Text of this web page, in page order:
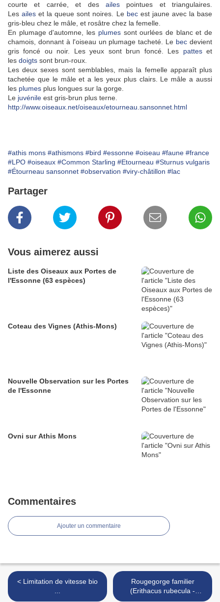
courte et carrée, et des ailespointues et triangulaires.
Lesailes et la queue sont noires. Le becest jaune avec la base
gris-bleu chez le mâle, et rosâtre chez la femelle.
En plumage d'automne, les plumessont ourlées de blanc et de
chamois, donnant à l'oiseau un plumage tacheté. Le bec devient
gris foncé ou noir. Les yeux sont brun foncé. Les patteset
les doigts sont brun-roux.
Les deux sexes sont semblables, mais la femelle apparaît plus
tachetée que le mâle et a les yeux plus clairs. Le mâle a aussi
les plumes plus longues sur la gorge.
Le juvénile est gris-brun plus terne.
http://www.oiseaux.net/oiseaux/etourneau.sansonnet.html
#athis mons #athismons #bird #essonne #oiseau #faune #france
#LPO #oiseaux #Common Starling #Etourneau #Sturnus vulgaris
#Étourneau sansonnet #observation #viry-châtillon #lac
Partager
Vous aimerez aussi
Liste des Oiseaux aux Portes de
l'Essonne (63 espèces)
Coteau des Vignes (Athis-Mons)
Nouvelle Observation sur les Portes
de l'Essonne
Ovni sur Athis Mons
Commentaires
Ajouter un commentaire
< Limitation de vitesse bio
Rougegorge familier
(Erithacus rubecula -
European Robin) >